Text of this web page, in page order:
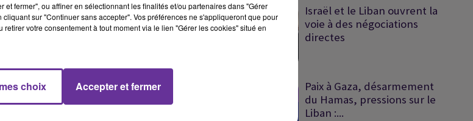
Israël et le Liban ouvrent la
voie à des négociations
directes
Paix à Gaza, désarmement
du Hamas, pressions sur le
Liban :...
et fermer", ou affiner en sélectionnant les finalités et/ou partenaires dans "Gérer
sur "Continuer sans accepter". Vos préférences ne s'appliqueront que pour
retirer votre consentement à tout moment via le lien "Gérer les cookies" situé en
choix Accepter et fermer